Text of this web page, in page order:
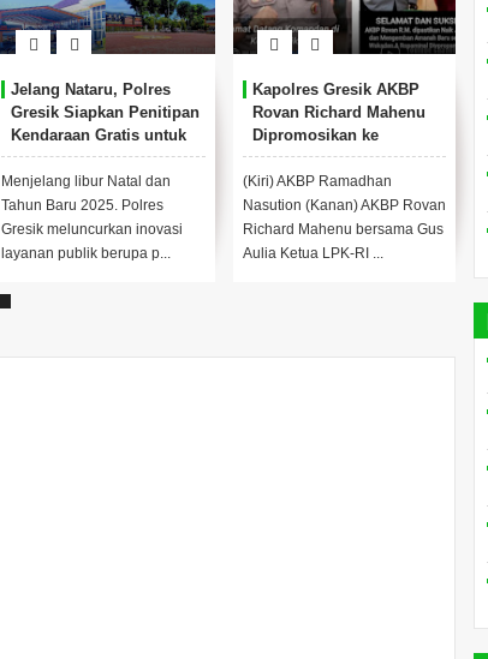
Jelang Nataru, Polres
Gresik Siapkan Penitipan
Kendaraan Gratis untuk
Warga
Menjelang libur Natal dan
Tahun Baru 2025. Polres
Gresik meluncurkan inovasi
layanan publik berupa p...
Kapolres Gresik AKBP
Rovan Richard Mahenu
Dipromosikan ke
Divpropam Mabes Polri
(Kiri) AKBP Ramadhan
Nasution (Kanan) AKBP Rovan
Richard Mahenu bersama Gus
Aulia Ketua LPK-RI ...